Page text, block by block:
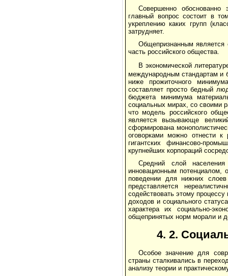
Совершенно обоснованно
главный вопрос состоит в
укреплению каких групп
затрудняет.
Общепризнанным является
часть российского общества.
В экономической
международным стандартам и
ниже прожиточного
составляет просто бедный
бюджета минимума
социальных мирах, со своими
что модель российского
является вызывающе
сформирована
оговорками можно отнести
гигантских финансово-
крупнейших корпораций
Средний слой
инновационным потенциалом,
поведении для нижних
представляется
содействовать этому
доходов и социального
характера их социально-
общепринятых норм морали и
4. 2.
Особое значение для
страны сталкивались в
анализу теории и